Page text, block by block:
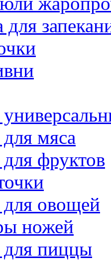
мяса
фруктов
овощей
ножей
пиццы